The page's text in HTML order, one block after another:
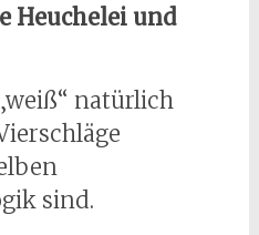
Heuchelei und
natürlich
sind.